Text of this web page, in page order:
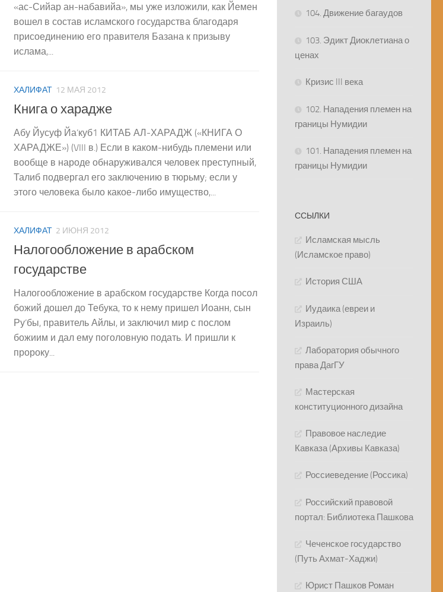
«ас-Сийар ан-набавийа», мы уже изложили, как Йемен
вошел в состав исламского государства благодаря
присоединению его правителя Базана к призыву
ислама,...
ХАЛИФАТ 12 МАЯ 2012
Книга о харадже
Абу Йусуф Йа’куб1 КИТАБ АЛ-ХАРАДЖ («КНИГА О
ХАРАДЖЕ») (VIII в.) Если в каком-нибудь племени или
вообще в народе обнаруживался человек преступный,
Талиб подвергал его заключению в тюрьму; если у
этого человека было какое-либо имущество,...
ХАЛИФАТ 2 ИЮНЯ 2012
Налогообложение в арабском
государстве
Налогообложение в арабском государстве Когда посол
божий дошел до Тебука, то к нему пришел Иоанн, сын
Ру’бы, правитель Айлы, и заключил мир с послом
божиим и дал ему поголовную подать. И пришли к
пророку...
104. Движение багаудов
103. Эдикт Диоклетиана о
ценах
Кризис III века
102. Нападения племен на
границы Нумидии
101. Нападения племен на
границы Нумидии
ССЫЛКИ
Исламская мысль
(Исламское право)
История США
Иудаика (евреи и
Израиль)
Лаборатория обычного
права ДагГУ
Мастерская
конституционного дизайна
Правовое наследие
Кавказа (Архивы Кавказа)
Россиеведение (Россика)
Российский правовой
портал: Библиотека Пашкова
Чеченское государство
(Путь Ахмат-Хаджи)
Юрист Пашков Роман